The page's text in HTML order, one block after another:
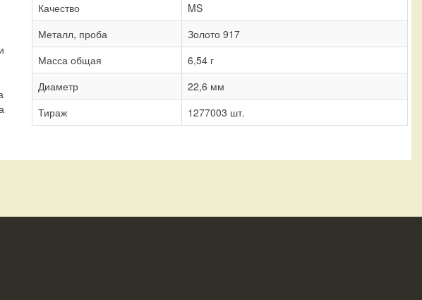
Качество
MS
Металл, проба
Золото 917
Масса общая
6,54 г
Диаметр
22,6 мм
Тираж
1277003 шт.